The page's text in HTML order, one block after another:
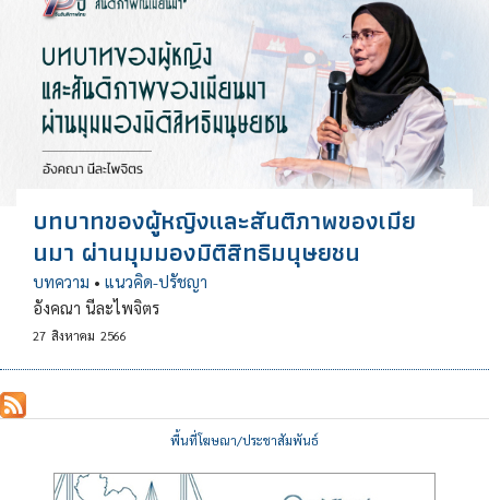
บทบาทของผู้หญิงและสันติภาพของเมีย
นมา ผ่านมุมมองมิติสิทธิมนุษยชน
บทความ • แนวคิด-ปรัชญา
อังคณา นีละไพจิตร
27 สิงหาคม 2566
พื้นที่โฆษณา/ประชาสัมพันธ์